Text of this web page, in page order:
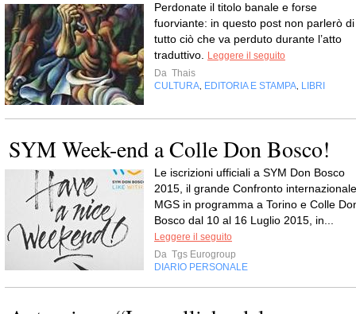
Perdonate il titolo banale e forse
fuorviante: in questo post non parlerò di
tutto ciò che va perduto durante l’atto
traduttivo. Leggere il seguito
Da Thais
CULTURA, EDITORIA E STAMPA, LIBRI
SYM Week-end a Colle Don Bosco!
Le iscrizioni ufficiali a SYM Don Bosco
2015, il grande Confronto internazionale
MGS in programma a Torino e Colle
Bosco dal 10 al 16 Luglio 2015, in...
Leggere il seguito
Da Tgs Eurogroup
DIARIO PERSONALE